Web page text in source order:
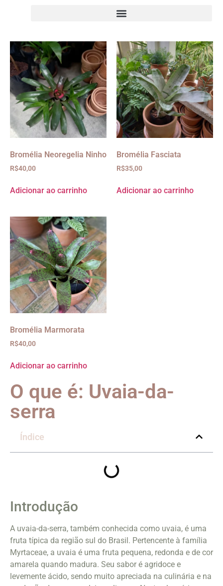
Bromélia Neoregelia Ninho
R$40,00
Adicionar ao carrinho
Bromélia Fasciata
R$35,00
Adicionar ao carrinho
Bromélia Marmorata
R$40,00
Adicionar ao carrinho
O que é: Uvaia-da-
serra
Índice
Introdução
A uvaia-da-serra, também conhecida como uvaia, é uma
fruta típica da região sul do Brasil. Pertencente à família
Myrtaceae, a uvaia é uma fruta pequena, redonda e de cor
amarela quando madura. Seu sabor é agridoce e
levemente ácido, sendo muito apreciada na culinária e na